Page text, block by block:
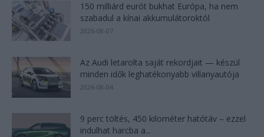
150 milliárd eurót bukhat Európa, ha nem
szabadul a kínai akkumulátoroktól
2026-08-07
Az Audi letarolta saját rekordjait — készül
minden idők leghatékonyabb villanyautója
2026-08-04
9 perc töltés, 450 kilométer hatótáv – ezzel
indulhat harcba a...